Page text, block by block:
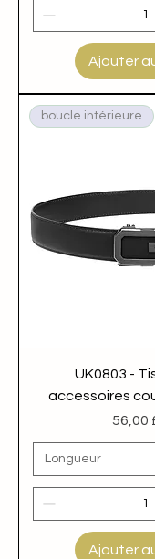
Ajouter
boucle intérieure
UK0803 -
accessoires
Prix
56,00
Ajouter